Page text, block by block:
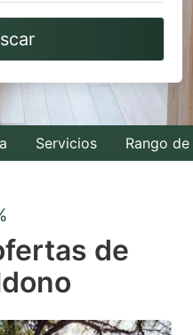
Navigate
to
interact
with
the
a
date.
Servicios Rango
de